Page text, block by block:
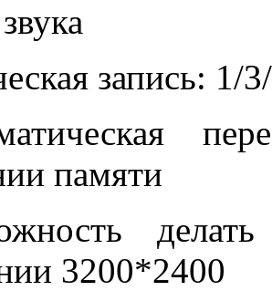
запись: 1/
памяти
3200*2400